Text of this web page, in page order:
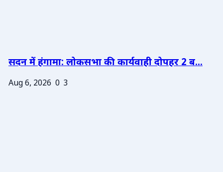
सदन में हंगामा: लोकसभा की कार्यवाही दोपहर 2 ब...
Aug 6, 2026 0 3